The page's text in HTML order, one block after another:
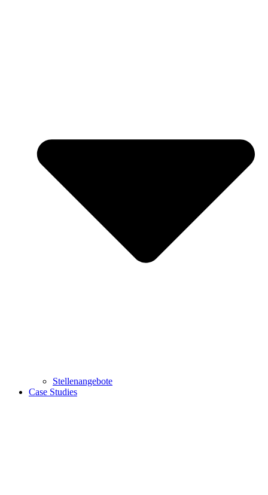
Stellenangebote
Case Studies